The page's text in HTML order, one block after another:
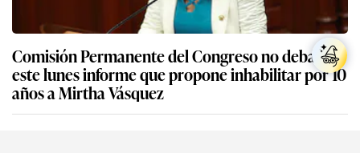
Comisión Permanente del Congreso no debatirá
este lunes informe que propone inhabilitar por 10
años a Mirtha Vásquez